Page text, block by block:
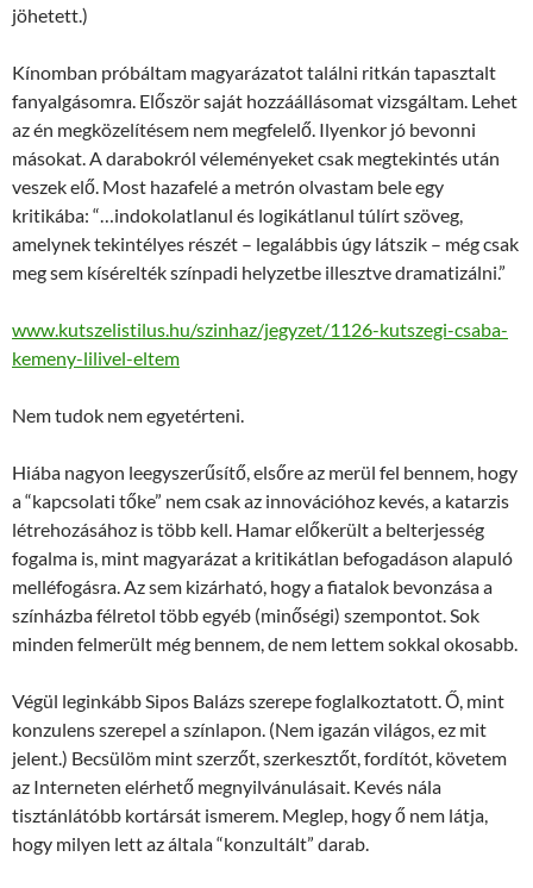
jöhetett.)
Kínomban próbáltam magyarázatot találni ritkán tapasztalt
fanyalgásomra. Először saját hozzáállásomat vizsgáltam. Lehet
az én megközelítésem nem megfelelő. Ilyenkor jó bevonni
másokat. A darabokról véleményeket csak megtekintés után
veszek elő. Most hazafelé a metrón olvastam bele egy
kritikába: “…indokolatlanul és logikátlanul túlírt szöveg,
amelynek tekintélyes részét – legalábbis úgy látszik – még csak
meg sem kísérelték színpadi helyzetbe illesztve dramatizálni.”
www.kutszelistilus.hu/szinhaz/jegyzet/1126-kutszegi-csaba-
kemeny-lilivel-eltem
Nem tudok nem egyetérteni.
Hiába nagyon leegyszerűsítő, elsőre az merül fel bennem, hogy
a “kapcsolati tőke” nem csak az innovációhoz kevés, a katarzis
létrehozásához is több kell. Hamar előkerült a belterjesség
fogalma is, mint magyarázat a kritikátlan befogadáson alapuló
melléfogásra. Az sem kizárható, hogy a fiatalok bevonzása a
színházba félretol több egyéb (minőségi) szempontot. Sok
minden felmerült még bennem, de nem lettem sokkal okosabb.
Végül leginkább Sipos Balázs szerepe foglalkoztatott. Ő, mint
konzulens szerepel a színlapon. (Nem igazán világos, ez mit
jelent.) Becsülöm mint szerzőt, szerkesztőt, fordítót, követem
az Interneten elérhető megnyilvánulásait. Kevés nála
tisztánlátóbb kortársát ismerem. Meglep, hogy ő nem látja,
hogy milyen lett az általa “konzultált” darab.